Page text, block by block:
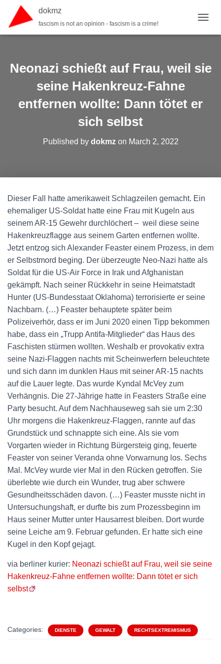
dokmz
fascism is not an opinion - fascism is a crime!
Neonazi schießt auf Frau, weil sie
seine Hakenkreuz-Fahne
entfernen wollte: Dann tötet er
sich selbst
Published by dokmzon March 2, 2022
Dieser Fall hatte amerikaweit Schlagzeilen gemacht. Ein
ehemaliger US-Soldat hatte eine Frau mit Kugeln aus
seinem AR-15 Gewehr durchlöchert – weil diese seine
Hakenkreuzflagge aus seinem Garten entfernen wollte.
Jetzt entzog sich Alexander Feaster einem Prozess, in dem
er Selbstmord beging. Der überzeugte Neo-Nazi hatte als
Soldat für die US-Air Force in Irak und Afghanistan
gekämpft. Nach seiner Rückkehr in seine Heimatstadt
Hunter (US-Bundesstaat Oklahoma) terrorisierte er seine
Nachbarn. (…) Feaster behauptete später beim
Polizeiverhör, dass er im Juni 2020 einen Tipp bekommen
habe, dass ein „Trupp Antifa-Mitglieder“ das Haus des
Faschisten stürmen wollten. Weshalb er provokativ extra
seine Nazi-Flaggen nachts mit Scheinwerfern beleuchtete
und sich dann im dunklen Haus mit seiner AR-15 nachts
auf die Lauer legte. Das wurde Kyndal McVey zum
Verhängnis. Die 27-Jährige hatte in Feasters Straße eine
Party besucht. Auf dem Nachhauseweg sah sie um 2:30
Uhr morgens die Hakenkreuz-Flaggen, rannte auf das
Grundstück und schnappte sich eine. Als sie vom
Vorgarten wieder in Richtung Bürgersteig ging, feuerte
Feaster von seiner Veranda ohne Vorwarnung los. Sechs
Mal. McVey wurde vier Mal in den Rücken getroffen. Sie
überlebte wie durch ein Wunder, trug aber schwere
Gesundheitsschäden davon. (…) Feaster musste nicht in
Untersuchungshaft, er durfte bis zum Prozessbeginn im
Haus seiner Mutter unter Hausarrest bleiben. Dort wurde
seine Leiche am 9. Februar gefunden. Er hatte sich eine
Kugel in den Kopf gejagt.
via berliner kurier: Neonazi schießt auf Frau, weil sie seine
Hakenkreuz-Fahne entfernen wollte: Dann tötet er sich
selbst
Categories: DIENSTE GEWALT RECHTSEXTREMISMUS